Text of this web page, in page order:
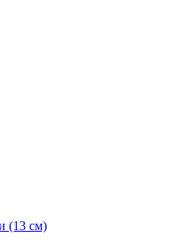
(13 см)